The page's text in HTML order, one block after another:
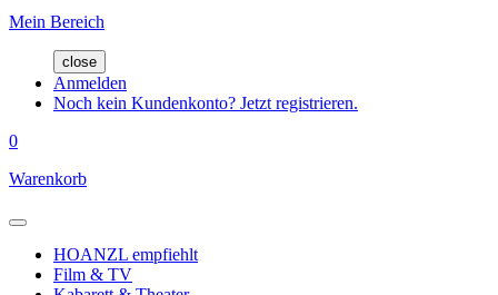
Mein Bereich
close
Anmelden
Noch kein Kundenkonto? Jetzt registrieren.
0
Warenkorb
HOANZL empfiehlt
Film & TV